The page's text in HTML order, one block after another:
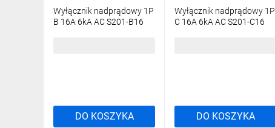
Wyłącznik nadprądowy 1P
B 16A 6kA AC S201-B16
DO KOSZYKA
Wyłącznik nadprądowy 1P
C 16A 6kA AC S201-C16
DO KOSZYKA